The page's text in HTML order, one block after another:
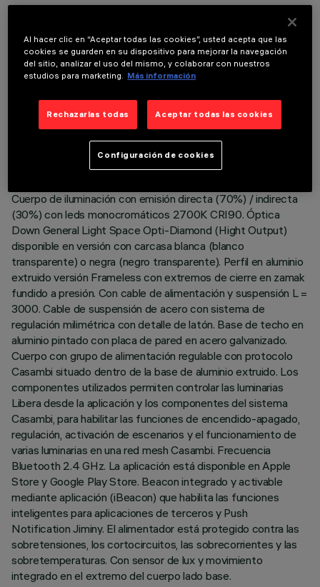
COLOR
DATOS TÉCNICOS
Cuerpo de iluminación con emisión directa (70%) / indirecta
(30%) con leds monocromáticos 2700K CRI90. Óptica
Down General Light Space Opti-Diamond (Hight Output)
disponible en versión con carcasa blanca (blanco
transparente) o negra (negro transparente). Perfil en aluminio
extruido versión Frameless con extremos de cierre en zamak
fundido a presión. Con cable de alimentación y suspensión L =
3000. Cable de suspensión de acero con sistema de
regulación milimétrica con detalle de latón. Base de techo en
aluminio pintado con placa de pared en acero galvanizado.
Cuerpo con grupo de alimentación regulable con protocolo
Casambi situado dentro de la base de aluminio extruido. Los
componentes utilizados permiten controlar las luminarias
Libera desde la aplicación y los componentes del sistema
Casambi, para habilitar las funciones de encendido-apagado,
regulación, activación de escenarios y el funcionamiento de
varias luminarias en una red mesh Casambi. Frecuencia
Bluetooth 2.4 GHz. La aplicación está disponible en Apple
Store y Google Play Store. Beacon integrado y activable
mediante aplicación (iBeacon) que habilita las funciones
inteligentes para aplicaciones de terceros y Push
Notification Jiminy. El alimentador está protegido contra las
sobretensiones, los cortocircuitos, las sobrecorrientes y las
sobretemperaturas. Con sensor de lux y movimiento
integrado en el extremo del cuerpo lado base.
Al hacer clic en “Aceptar todas las cookies”, usted acepta que las
cookies se guarden en su dispositivo para mejorar la navegación
del sitio, analizar el uso del mismo, y colaborar con nuestros
estudios para marketing.
Más información
Rechazarlas todas Aceptar todas las cookies
Configuración de cookies